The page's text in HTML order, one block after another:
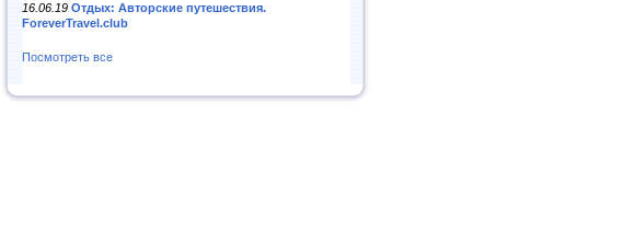
16.06.19 Отдых: Авторские путешествия.
ForeverTravel.club
Посмотреть все